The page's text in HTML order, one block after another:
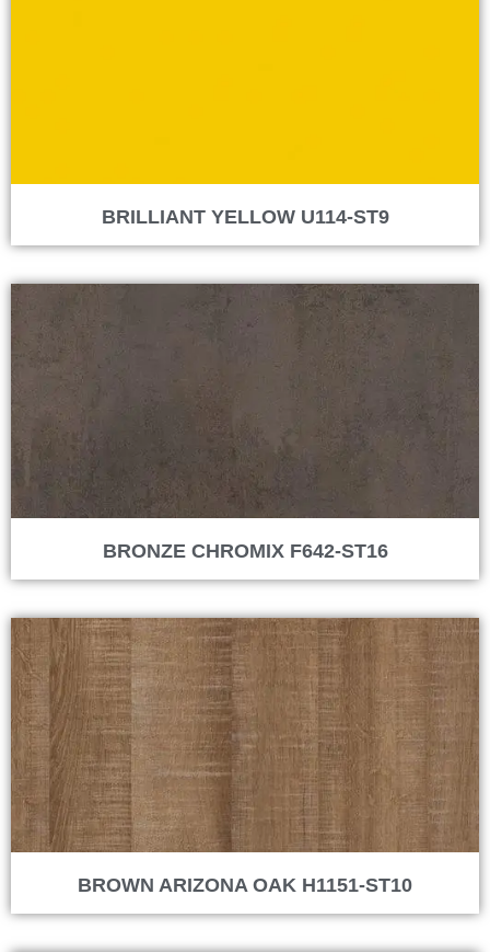
BRILLIANT YELLOW U114-ST9
BRONZE CHROMIX F642-ST16
BROWN ARIZONA OAK H1151-ST10